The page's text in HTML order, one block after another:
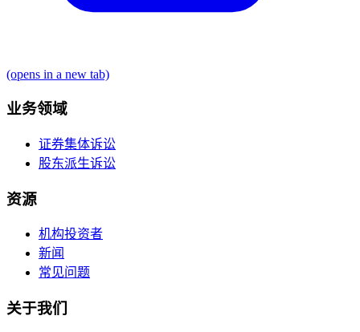
(opens in a new tab)
业务领域
证券集体诉讼
股东派生诉讼
资源
机构投资者
新闻
常见问题
关于我们